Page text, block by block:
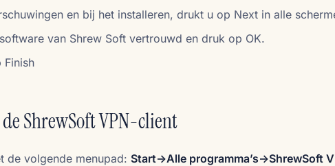
en bij het installeren, drukt u op Next in alle
van Shrew Soft vertrouwd en druk op OK.
Finish
ShrewSoft VPN-client
de volgende menupad: Start->Alle programma’s->ShrewSoft